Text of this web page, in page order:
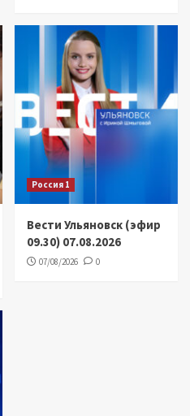
Россия 1
Вести Ульяновск (эфир
09.30) 07.08.2026
07/08/2026 0